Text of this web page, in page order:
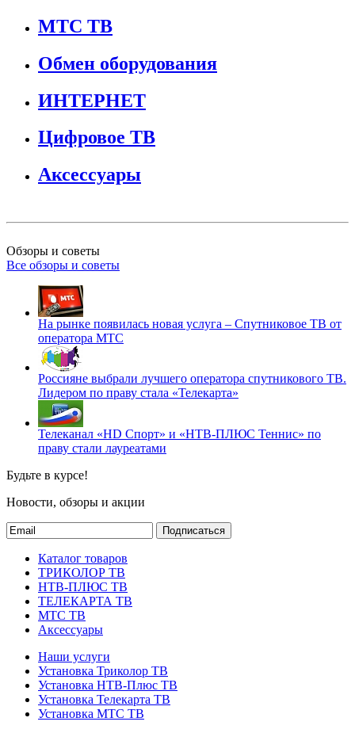
МТС ТВ
Обмен оборудования
ИНТЕРНЕТ
Цифровое ТВ
Аксессуары
Обзоры и советы
Все обзоры и советы
На рынке появилась новая услуга – Спутниковое ТВ от
оператора МТС
Россияне выбрали лучшего оператора спутникового ТВ.
Лидером по праву стала «Телекарта»
Телеканал «HD Спорт» и «НТВ-ПЛЮС Теннис» по
праву стали лауреатами
Будьте в курсе!
Новости, обзоры и акции
Подписаться
Каталог товаров
ТРИКОЛОР ТВ
НТВ-ПЛЮС ТВ
ТЕЛЕКАРТА ТВ
МТС ТВ
Аксессуары
Наши услуги
Установка Триколор ТВ
Установка НТВ-Плюс ТВ
Установка Телекарта ТВ
Установка МТС ТВ